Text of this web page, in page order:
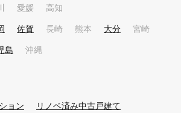
愛媛 高知
佐賀 長崎 熊本 大分 宮崎
島 沖縄
ョン リノベ済み中古戸建て